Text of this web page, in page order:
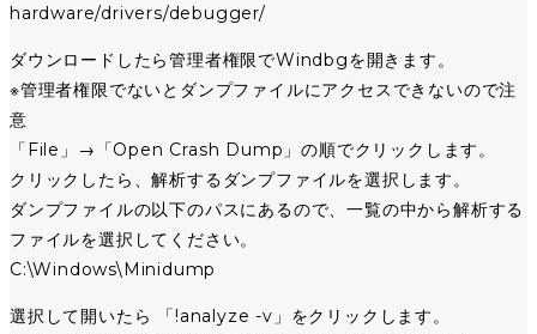
hardware/drivers/debugger/
ダウンロードしたら管理者権限でWindbgを開きます。
※管理者権限でないとダンプファイルにアクセスできないので注
意
「File」→「Open Crash Dump」の順でクリックします。
クリックしたら、解析するダンプファイルを選択します。
ダンプファイルの以下のパスにあるので、一覧の中から解析する
ファイルを選択してください。
C:\Windows\Minidump
選択して開いたら 「!analyze -v」をクリックします。